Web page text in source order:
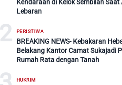
Kendaraan di Kelok Sembilan Saat
Lebaran
2 PERISTIWA
BREAKING NEWS- Kebakaran
Belakang Kantor Camat Sukajadi
Rumah Rata dengan Tanah
HUKRIM